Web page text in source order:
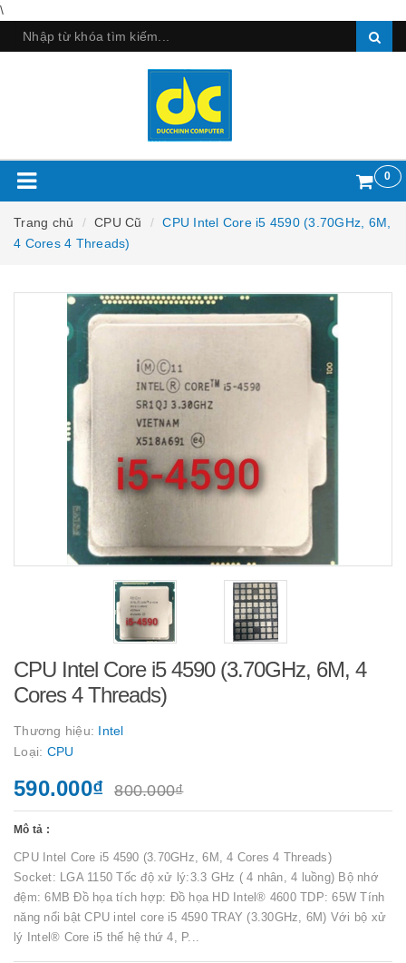
\
0
Trang chủ CPU Cũ
CPU Intel Core i5 4590 (3.70GHz, 6M,
4 Cores 4 Threads)
CPU Intel Core i5 4590 (3.70GHz, 6M, 4
Cores 4 Threads)
Thương hiệu: Intel
Loại: CPU
590.000₫ 800.000₫
Mô tả :
CPU Intel Core i5 4590 (3.70GHz, 6M, 4 Cores 4 Threads)
Socket: LGA 1150 Tốc độ xử lý:3.3 GHz ( 4 nhân, 4 luồng) Bộ nhớ
đệm: 6MB Đồ họa tích hợp: Đồ họa HD Intel® 4600 TDP: 65W Tính
năng nổi bật CPU intel core i5 4590 TRAY (3.30GHz, 6M) Với bộ xử
lý Intel® Core i5 thế hệ thứ 4, P...